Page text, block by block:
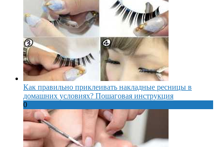
Как правильно приклеивать накладные ресницы в
домашних условиях? Пошаговая инструкция
0